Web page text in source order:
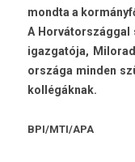
mondta a
A Horvátországgal
igaz­gatója,
országa mind­en
kollégáknak.
BPI/MTI/APA